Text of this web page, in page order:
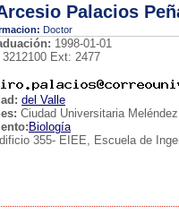
Palacios
Doctor
1998-01-01
3212100 Ext: 2477
del Valle
Ciudad Universitaria
Biología
355- EIEE, Escuela de